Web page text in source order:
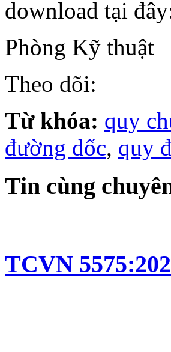
download tại
Phòng Kỹ thuật
Theo dõi:
Từ khóa: quy
đường dốc, quy
Tin cùng
TCVN